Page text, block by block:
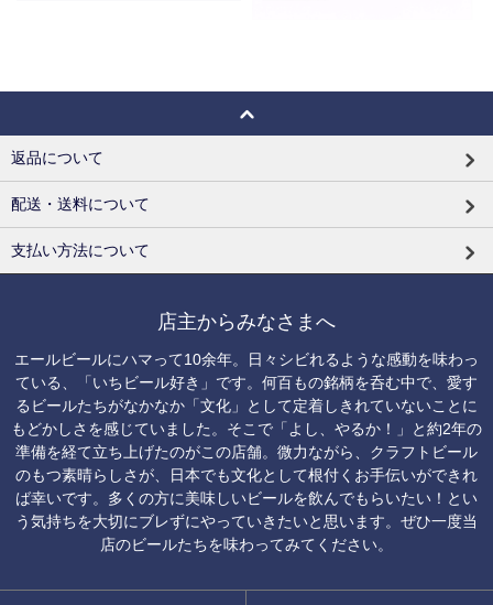
返品について
配送・送料について
支払い方法について
店主からみなさまへ
エールビールにハマって10余年。日々シビれるような感動を味わっ
ている、「いちビール好き」です。何百もの銘柄を呑む中で、愛す
るビールたちがなかなか「文化」として定着しきれていないことに
もどかしさを感じていました。そこで「よし、やるか！」と約2年の
準備を経て立ち上げたのがこの店舗。微力ながら、クラフトビール
のもつ素晴らしさが、日本でも文化として根付くお手伝いができれ
ば幸いです。多くの方に美味しいビールを飲んでもらいたい！とい
う気持ちを大切にブレずにやっていきたいと思います。ぜひ一度当
店のビールたちを味わってみてください。